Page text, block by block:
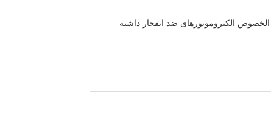
الکتروموتورهای ضد انفجار داشته